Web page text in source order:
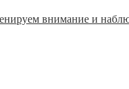
внимание и